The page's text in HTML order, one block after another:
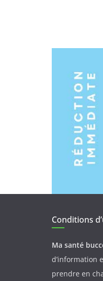
Conditions
Ma santé
d’information
prendre en